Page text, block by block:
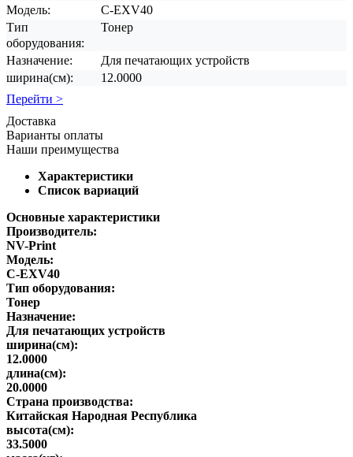
Модель:
C-EXV40
Тип
оборудования:
Тонер
Назначение:
Для печатающих устройств
ширина(см):
12.0000
Перейти >
Доставка
Варианты оплаты
Наши преимущества
Характеристики
Список вариаций
Основные характеристики
Производитель:
NV-Print
Модель:
C-EXV40
Тип оборудования:
Тонер
Назначение:
Для печатающих устройств
ширина(см):
12.0000
длина(см):
20.0000
Страна производства:
Китайская Народная Республика
высота(см):
33.5000